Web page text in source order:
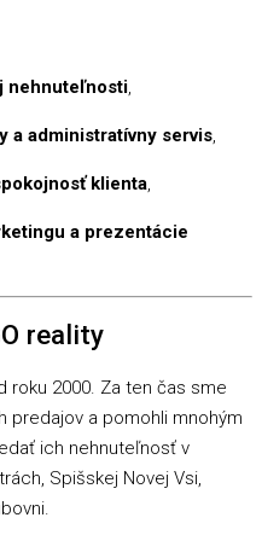
nehnuteľnosti,
a administratívny servis,
klienta,
a prezentácie
reality
roku 2000. Za ten čas sme
predajov a pomohli mnohým
ich nehnuteľnosť v
Spišskej Novej Vsi,